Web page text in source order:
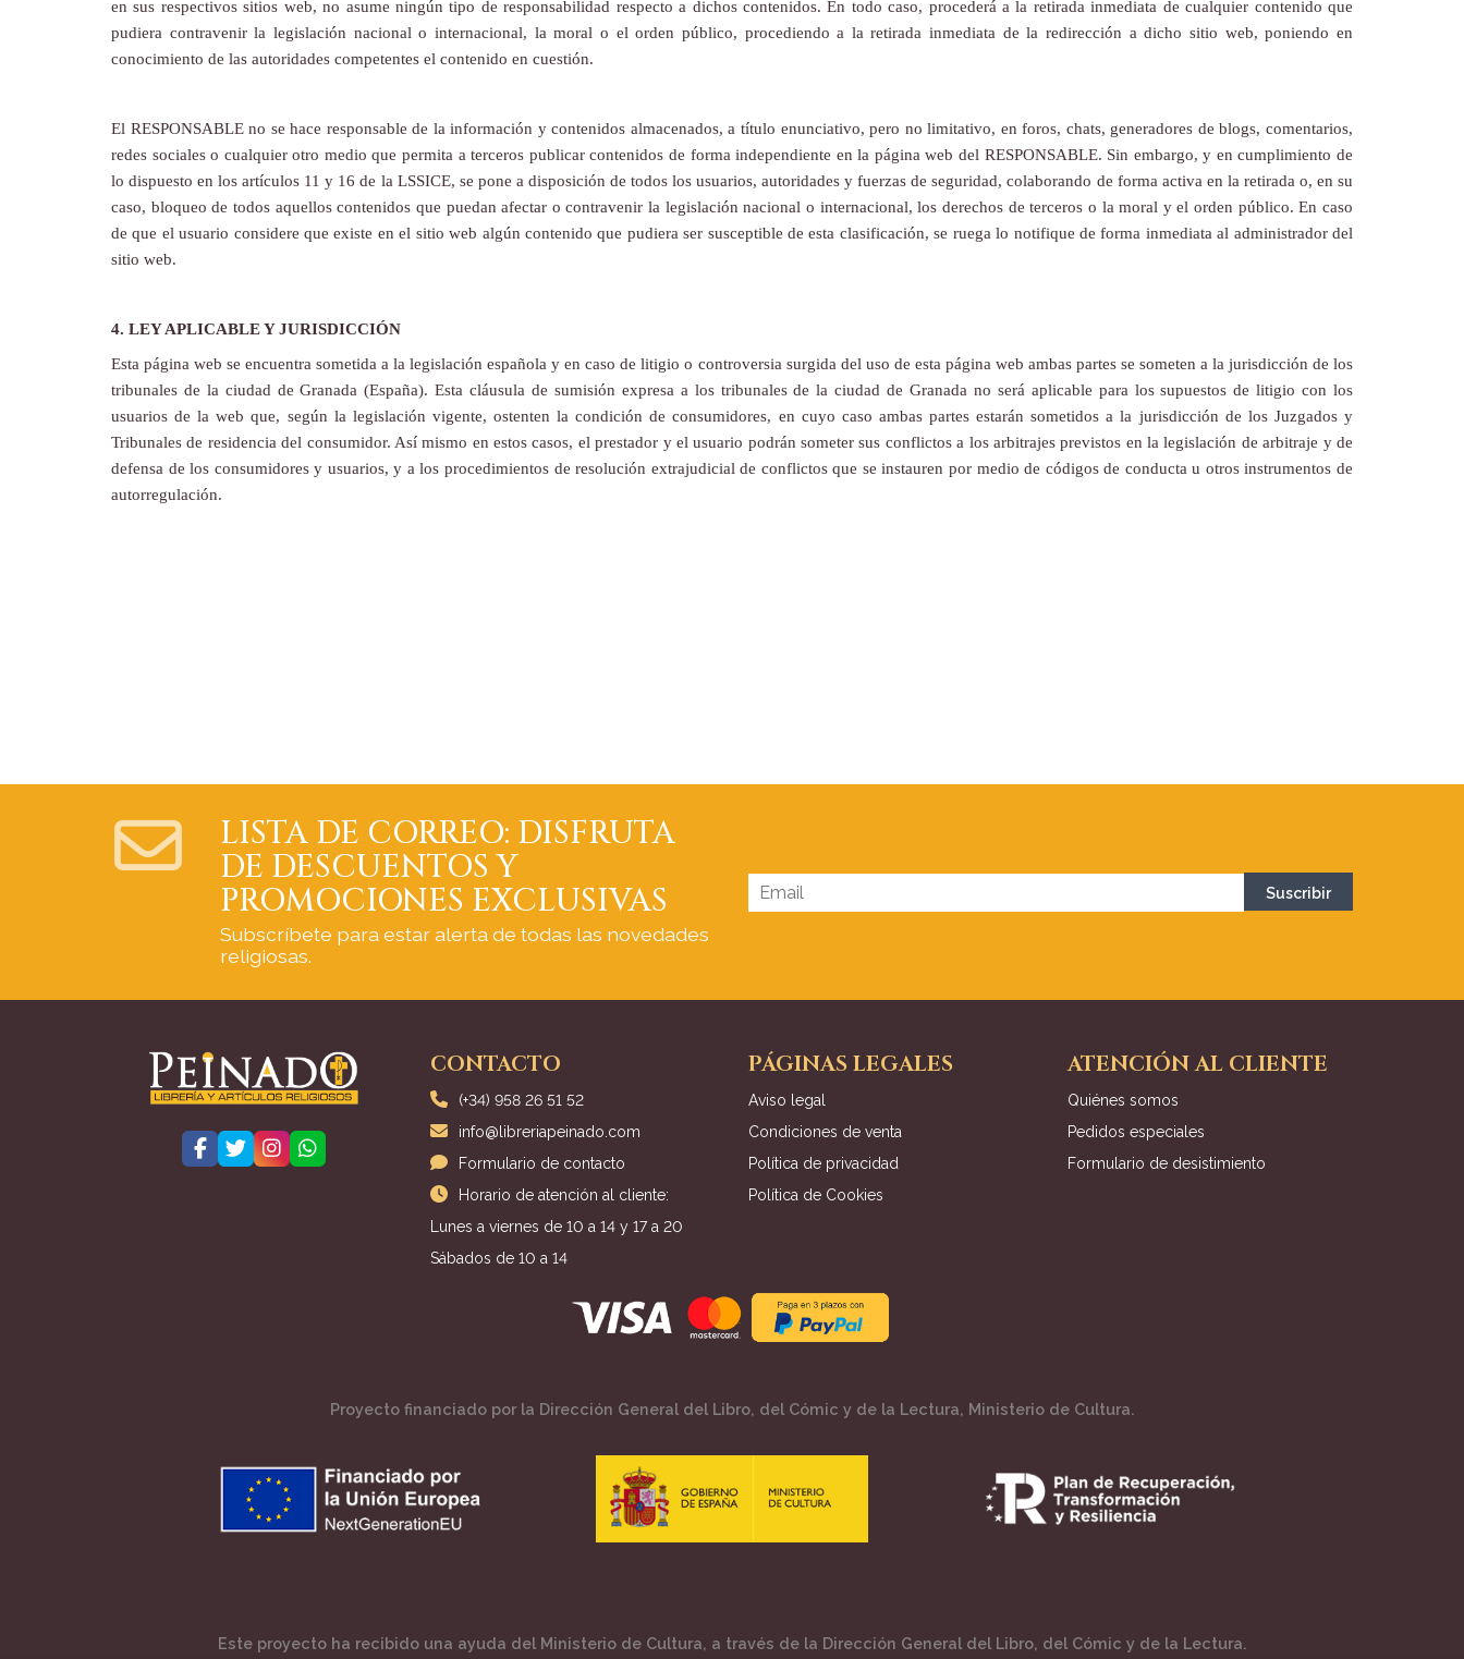
en sus respectivos sitios web, no asume ningún tipo de responsabilidad respecto a dichos contenidos. En todo caso, procederá a la retirada inmediata de cualquier contenido que
pudiera contravenir la legislación nacional o internacional, la moral o el orden público, procediendo a la retirada inmediata de la redirección a dicho sitio web, poniendo en
conocimiento de las autoridades competentes el contenido en cuestión.
El RESPONSABLE no se hace responsable de la información y contenidos almacenados, a título enunciativo, pero no limitativo, en foros, chats, generadores de blogs, comentarios,
redes sociales o cualquier otro medio que permita a terceros publicar contenidos de forma independiente en la página web del RESPONSABLE. Sin embargo, y en cumplimiento de
lo dispuesto en los artículos 11 y 16 de la LSSICE, se pone a disposición de todos los usuarios, autoridades y fuerzas de seguridad, colaborando de forma activa en la retirada o, en su
caso, bloqueo de todos aquellos contenidos que puedan afectar o contravenir la legislación nacional o internacional, los derechos de terceros o la moral y el orden público. En caso
de que el usuario considere que existe en el sitio web algún contenido que pudiera ser susceptible de esta clasificación, se ruega lo notifique de forma inmediata al administrador del
sitio web.
4. LEY APLICABLE Y JURISDICCIÓN
Esta página web se encuentra sometida a la legislación española y en caso de litigio o controversia surgida del uso de esta página web ambas partes se someten a la jurisdicción de los
tribunales de la ciudad de Granada (España). Esta cláusula de sumisión expresa a los tribunales de la ciudad de Granada no será aplicable para los supuestos de litigio con los
usuarios de la web que, según la legislación vigente, ostenten la condición de consumidores, en cuyo caso ambas partes estarán sometidos a la jurisdicción de los Juzgados y
Tribunales de residencia del consumidor. Así mismo en estos casos, el prestador y el usuario podrán someter sus conflictos a los arbitrajes previstos en la legislación de arbitraje y de
defensa de los consumidores y usuarios, y a los procedimientos de resolución extrajudicial de conflictos que se instauren por medio de códigos de conducta u otros instrumentos de
autorregulación.
LISTA DE CORREO: DISFRUTA
DE DESCUENTOS Y
PROMOCIONES EXCLUSIVAS
Subscríbete para estar alerta de todas las novedades
religiosas.
CONTACTO
(+34) 958 26 51 52
info@libreriapeinado.com
Formulario de contacto
Horario de atención al cliente:
Lunes a viernes de 10 a 14 y 17 a 20
Sábados de 10 a 14
PÁGINAS LEGALES
Aviso legal
Condiciones de venta
Política de privacidad
Política de Cookies
ATENCIÓN AL CLIENTE
Quiénes somos
Pedidos especiales
Formulario de desistimiento
Proyecto financiado por la Dirección General del Libro, del Cómic y de la Lectura, Ministerio de Cultura.
Este proyecto ha recibido una ayuda del Ministerio de Cultura, a través de la Dirección General del Libro, del Cómic y de la Lectura.